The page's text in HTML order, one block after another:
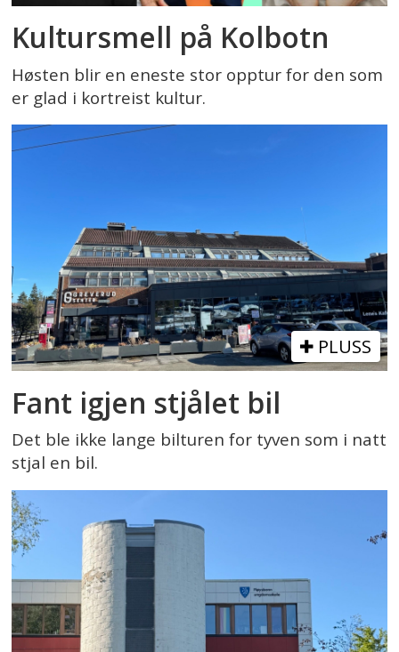
Kultursmell på Kolbotn
Høsten blir en eneste stor opptur for den som
er glad i kortreist kultur.
PLUSS
Fant igjen stjålet bil
Det ble ikke lange bilturen for tyven som i natt
stjal en bil.